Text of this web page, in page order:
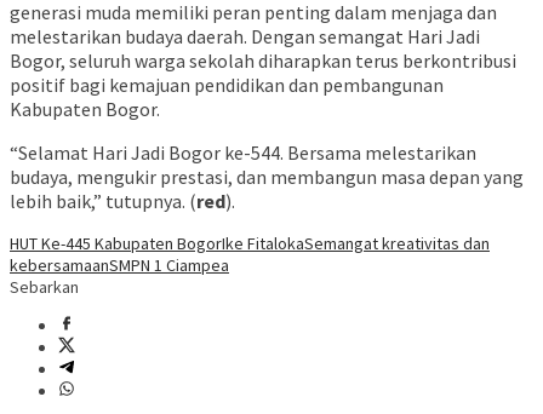
generasi muda memiliki peran penting dalam menjaga dan
melestarikan budaya daerah. Dengan semangat Hari Jadi
Bogor, seluruh warga sekolah diharapkan terus berkontribusi
positif bagi kemajuan pendidikan dan pembangunan
Kabupaten Bogor.
“Selamat Hari Jadi Bogor ke-544. Bersama melestarikan
budaya, mengukir prestasi, dan membangun masa depan yang
lebih baik,” tutupnya. (red).
HUT Ke-445 Kabupaten BogorIke FitalokaSemangat kreativitas dan
kebersamaanSMPN 1 Ciampea
Sebarkan